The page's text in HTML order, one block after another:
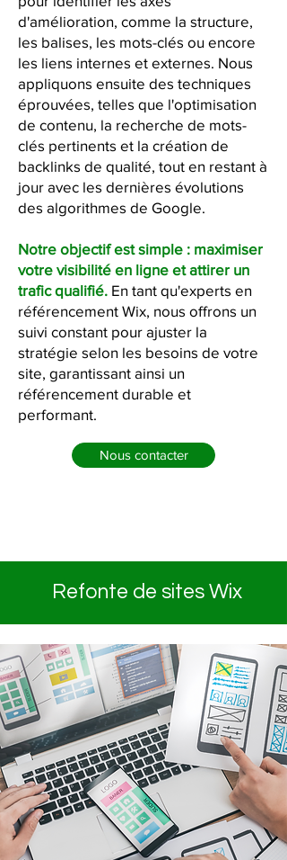
d'amélioration, comme la structure,
les balises, les mots-clés ou encore
les liens internes et externes. Nous
appliquons ensuite des techniques
éprouvées, telles que l'optimisation
de contenu, la recherche de mots-
clés pertinents et la création de
backlinks de qualité, tout en restant à
jour avec les dernières évolutions
des algorithmes de Google.
Notre objectif est simple : maximiser
votre visibilité en ligne et attirer un
trafic qualifié. En tant qu'experts en
référencement Wix, nous offrons un
suivi constant pour ajuster la
stratégie selon les besoins de votre
site, garantissant ainsi un
référencement durable et
performant.
Nous contacter
Refonte de sites Wix